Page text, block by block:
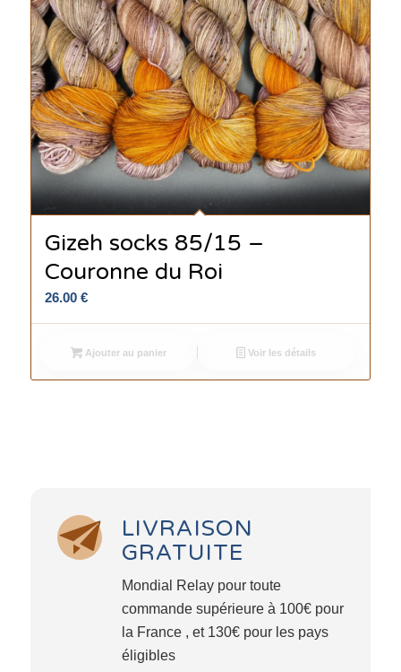
Gizeh socks 85/15 –
Couronne du Roi
26.00 €
Ajouter au panier Voir les détails
LIVRAISON
GRATUITE
Mondial Relay pour toute
commande supérieure à 100€ pour
la France , et 130€ pour les pays
éligibles